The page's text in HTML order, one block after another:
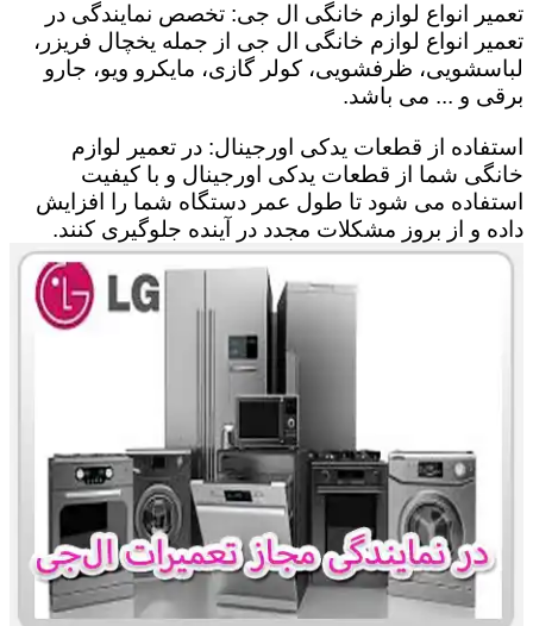
تعمیر انواع لوازم خانگی ال جی: تخصص نمایندگی در
تعمیر انواع لوازم خانگی ال جی از جمله یخچال فریزر،
لباسشویی، ظرفشویی، کولر گازی، مایکرو ویو، جارو
برقی و ... می باشد.
استفاده از قطعات یدکی اورجینال: در تعمیر لوازم
خانگی شما از قطعات یدکی اورجینال و با کیفیت
استفاده می شود تا طول عمر دستگاه شما را افزایش
داده و از بروز مشکلات مجدد در آینده جلوگیری کنند.